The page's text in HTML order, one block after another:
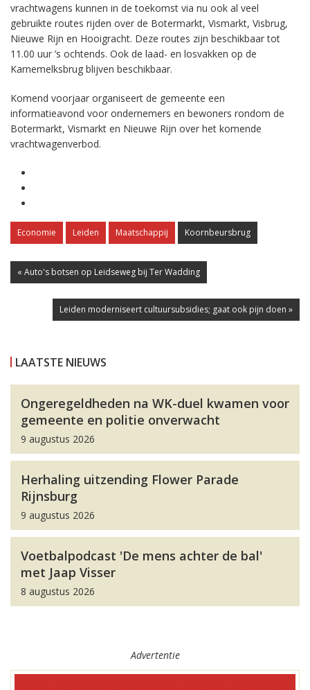
vrachtwagens kunnen in de toekomst via nu ook al veel
gebruikte routes rijden over de Botermarkt, Vismarkt, Visbrug,
Nieuwe Rijn en Hooigracht. Deze routes zijn beschikbaar tot
11.00 uur ’s ochtends. Ook de laad- en losvakken op de
Karnemelksbrug blijven beschikbaar.
Komend voorjaar organiseert de gemeente een
informatieavond voor ondernemers en bewoners rondom de
Botermarkt, Vismarkt en Nieuwe Rijn over het komende
vrachtwagenverbod.
Economie Leiden Maatschappij Koornbeursbrug
« Auto's botsen op Leidseweg bij Ter Wadding
Leiden moderniseert cultuursubsidies; gaat ook pijn doen »
LAATSTE NIEUWS
Ongeregeldheden na WK-duel kwamen voor
gemeente en politie onverwacht
9 augustus 2026
Herhaling uitzending Flower Parade
Rijnsburg
9 augustus 2026
Voetbalpodcast 'De mens achter de bal'
met Jaap Visser
8 augustus 2026
Advertentie